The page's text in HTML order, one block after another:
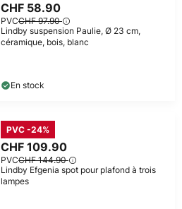
CHF 58.90
PVCCHF 97.90
Lindby suspension Paulie, Ø 23 cm,
céramique, bois, blanc
En stock
CHF 109.90
PVCCHF 144.90
PVC -24%
Lindby Efgenia spot pour plafond à trois
lampes